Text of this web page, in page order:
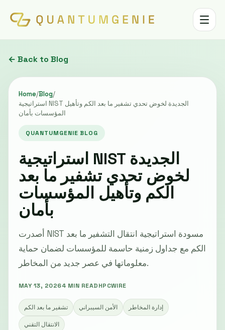
Toggle
← Back to Blog
Home/Blog/
استراتيجية NIST الجديدة لخوض تحدي تشفير ما بعد الكم وتأهيل
المؤسسات بأمان
QUANTUMGENIE BLOG
استراتيجية NIST الجديدة
لخوض تحدي تشفير ما بعد
الكم وتأهيل المؤسسات
بأمان
أصدرت NIST مسودة استراتيجية انتقال التشفير ما بعد
الكم مع جداول زمنية حاسمة للمؤسسات لضمان حماية
معلوماتها في عصر جديد من المخاطر.
MAY 13, 20264 MIN READHPCWIRE
تشفير ما بعد الكم الأمن السيبراني إدارة المخاطر
الانتقال التقني